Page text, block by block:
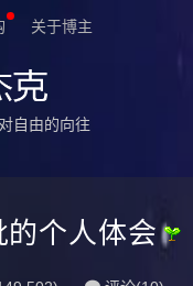
关于博主
自由的向往
的个人体会